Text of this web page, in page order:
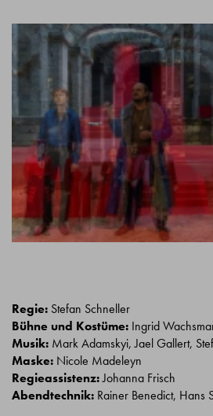
Regie: Stefan Schneller
Bühne und Kostüme: Ingrid
Musik: Mark Adamskyi, Jael Gallert,
Maske: Nicole Madeleyn
Regieassistenz:Johanna Frisch
Abendtechnik: Rainer Benedict, Hans